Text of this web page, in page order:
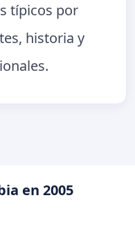
típicos por
historia y
en 2005